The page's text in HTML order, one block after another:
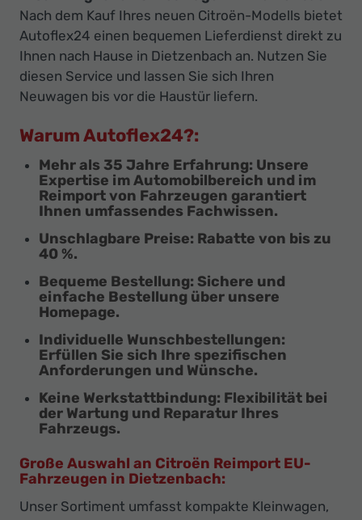
Nach dem Kauf Ihres neuen Citroën-Modells bietet
Autoflex24 einen bequemen Lieferdienst direkt zu
Ihnen nach Hause in Dietzenbach an. Nutzen Sie
diesen Service und lassen Sie sich Ihren
Neuwagen bis vor die Haustür liefern.
Warum Autoflex24?:
Mehr als 35 Jahre Erfahrung: Unsere
Expertise im Automobilbereich und im
Reimport von Fahrzeugen garantiert
Ihnen umfassendes Fachwissen.
Unschlagbare Preise: Rabatte von bis zu
40 %.
Bequeme Bestellung: Sichere und
einfache Bestellung über unsere
Homepage.
Individuelle Wunschbestellungen:
Erfüllen Sie sich Ihre spezifischen
Anforderungen und Wünsche.
Keine Werkstattbindung: Flexibilität bei
der Wartung und Reparatur Ihres
Fahrzeugs.
Große Auswahl an Citroën Reimport EU-
Fahrzeugen in Dietzenbach:
Unser Sortiment umfasst kompakte Kleinwagen,